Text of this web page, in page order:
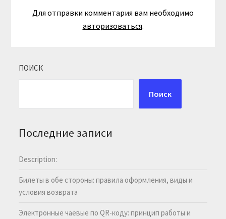
Для отправки комментария вам необходимо
авторизоваться.
ПОИСК
Поиск
Последние записи
Description:
Билеты в обе стороны: правила оформления, виды и
условия возврата
Электронные чаевые по QR-коду: принцип работы и